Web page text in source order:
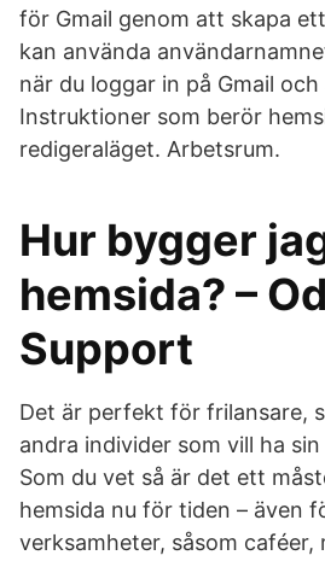
för Gmail genom att skapa
kan använda
när du loggar in på Gmail
Instruktioner som berör
redigeraläget. Arbetsrum.
Hur bygger
hemsida? –
Support
Det är perfekt för frilansare,
andra individer som vill ha
Som du vet så är det ett
hemsida nu för tiden – även
verksamheter, såsom caféer,